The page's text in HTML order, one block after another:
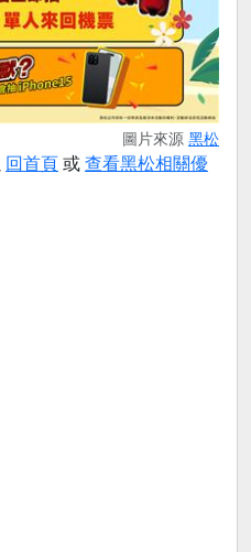
圖片來源 黑松
回首頁 或 查看黑松相關優